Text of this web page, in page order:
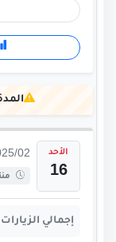
الأحد
16
02
إجمالي